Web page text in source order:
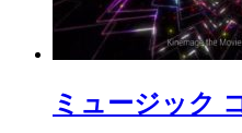
ミュージック